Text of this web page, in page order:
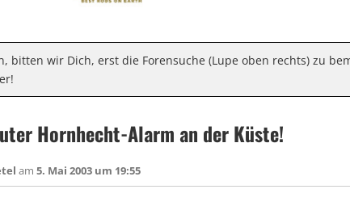
bitten wir Dich, erst die Forensuche (Lupe oben rechts) zu
Hornhecht-Alarm an der Küste!
am 5. Mai 2003 um 19:55